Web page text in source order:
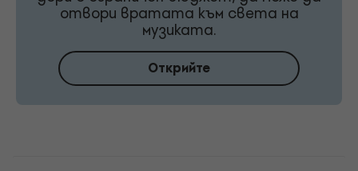
отвори вратата към света на
музиката.
Открийте